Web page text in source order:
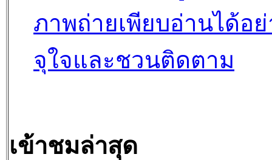
ภาพถ่ายเพียบอ่านได้อย่
จุใจและชวนติดตาม
เข้าชมล่าสุด